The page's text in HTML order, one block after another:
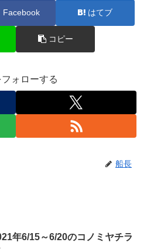
Facebook はてブ
コピー
ォローする
船長
年6/15～6/20のコノミヤチラ